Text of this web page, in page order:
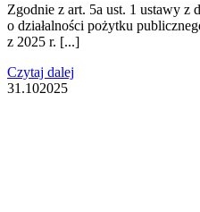
Zgodnie z art. 5a ust. 1 ustawy z
o działalności pożytku
z 2025 r. [...]
Czytaj dalej
31.102025